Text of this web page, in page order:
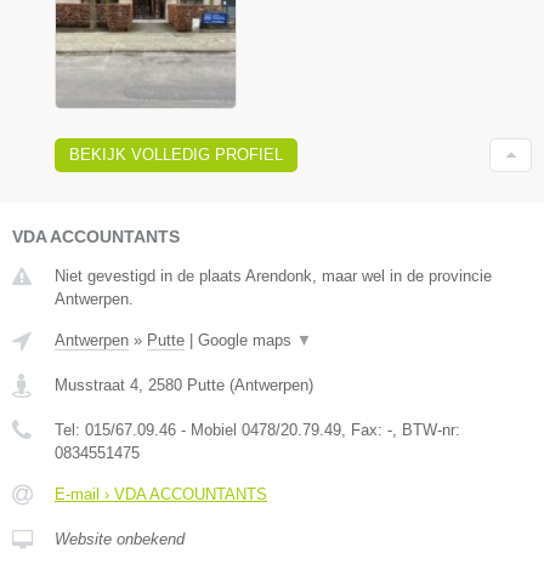
BEKIJK VOLLEDIG PROFIEL
VDA ACCOUNTANTS
Niet gevestigd in de plaats Arendonk, maar wel in de provincie
Antwerpen.
Antwerpen » Putte | Google maps ▼
Musstraat 4 2580 Putte (Antwerpen)
Tel: 015/67.09.46 - Mobiel 0478/20.79.49 , Fax: - , BTW-nr:
0834551475
E-mail › VDA ACCOUNTANTS
Website onbekend